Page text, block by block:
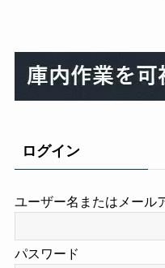
ログイン
ユーザー名またはメール
パスワード